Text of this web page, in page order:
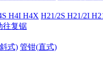
H4I H4X H21/2S H21/2I
往复锯
式) 管钳(直式)